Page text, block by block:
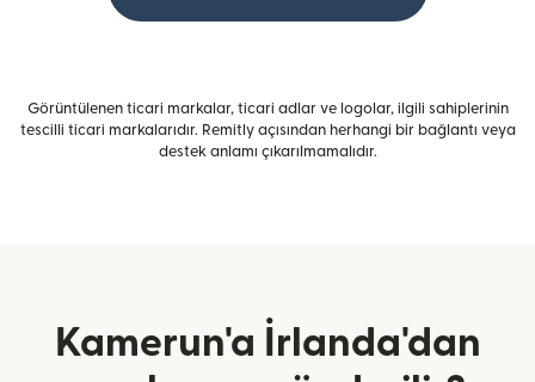
Görüntülenen ticari markalar, ticari adlar ve logolar, ilgili sahiplerinin
tescilli ticari markalarıdır. Remitly açısından herhangi bir bağlantı veya
destek anlamı çıkarılmamalıdır.
Kamerun'a İrlanda'dan